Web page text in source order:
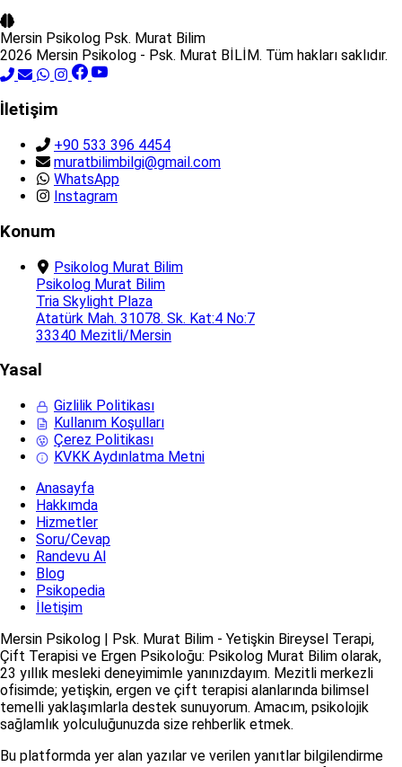
Mersin Psikolog Psk. Murat Bilim
2026 Mersin Psikolog - Psk. Murat BİLİM. Tüm hakları saklıdır.
İletişim
+90 533 396 4454
muratbilimbilgi@gmail.com
WhatsApp
Instagram
Konum
Psikolog Murat Bilim
Psikolog Murat Bilim
Tria Skylight Plaza
Atatürk Mah. 31078. Sk. Kat:4 No:7
33340 Mezitli/Mersin
Yasal
Gizlilik Politikası
Kullanım Koşulları
Çerez Politikası
KVKK Aydınlatma Metni
Anasayfa
Hakkımda
Hizmetler
Soru/Cevap
Randevu Al
Blog
Psikopedia
İletişim
Mersin Psikolog | Psk. Murat Bilim - Yetişkin Bireysel Terapi,
Çift Terapisi ve Ergen Psikoloğu: Psikolog Murat Bilim olarak,
23 yıllık mesleki deneyimimle yanınızdayım. Mezitli merkezli
ofisimde; yetişkin, ergen ve çift terapisi alanlarında bilimsel
temelli yaklaşımlarla destek sunuyorum. Amacım, psikolojik
sağlamlık yolculuğunuzda size rehberlik etmek.
Bu platformda yer alan yazılar ve verilen yanıtlar bilgilendirme